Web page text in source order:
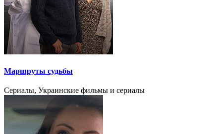
Маршруты судьбы
Сериалы, Украинские фильмы и сериалы